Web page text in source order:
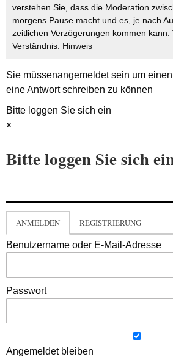
verstehen Sie, dass die Moderation
morgens Pause macht und es, je nach
zeitlichen Verzögerungen kommen
Verständnis. Hinweis
Sie müssenangemeldetsein um
eine Antwort schreiben zu können
Bitte loggen Sie sich ein
×
Bitte loggen Sie sich
ANMELDEN REGISTRIERUNG
Benutzername oder E-Mail-Adresse
Passwort
Angemeldet bleiben